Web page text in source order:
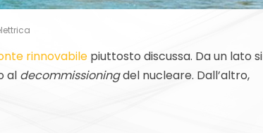
rinnovabile piuttosto discussa. Da un lato si
al decommissioningdel nucleare. Dall’altro,